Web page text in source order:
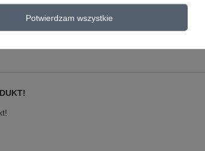
na produkt!
- rodzaj ostrzeżenia
Potwierdzam wszystkie